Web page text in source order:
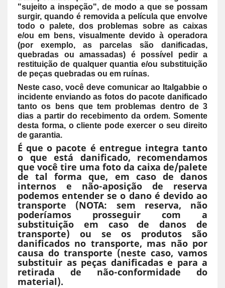
"sujeito a inspeção", de modo a que se possam
surgir, quando é removida a película que envolve
todo o palete, dos problemas sobre as caixas
e/ou em bens, visualmente devido à operadora
(por exemplo, as parcelas são danificadas,
quebradas ou amassadas) é possível pedir a
restituição de qualquer quantia e/ou substituição
de peças quebradas ou em ruínas.
Neste caso, você deve comunicar ao Italgabbie o
incidente enviando as fotos do pacote danificado
tanto os bens que tem problemas dentro de 3
dias a partir do recebimento da ordem. Somente
desta forma, o cliente pode exercer o seu direito
de garantia.
É que o pacote é entregue integra tanto
o que está danificado, recomendamos
que você tire uma foto da caixa de/palete
de tal forma que, em caso de danos
internos e não-aposição de reserva
podemos entender se o dano é devido ao
transporte (NOTA: sem reserva, não
poderíamos prosseguir com a
substituição em caso de danos de
transporte) ou se os produtos são
danificados no transporte, mas não por
causa do transporte (neste caso, vamos
substituir as peças danificadas e para a
retirada de não-conformidade do
material).